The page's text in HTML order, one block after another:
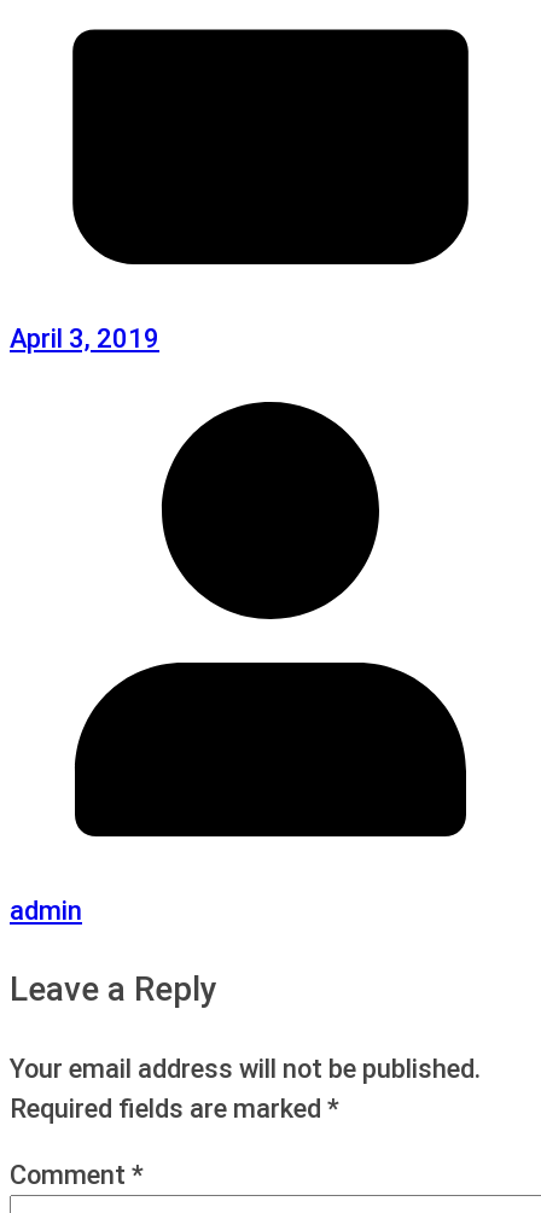
April 3, 2019
admin
Leave a Reply
Your email address will not be published.
Required fields are marked *
Comment *